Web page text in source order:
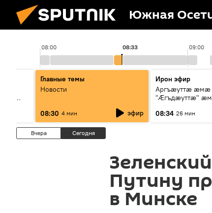
Южная
08:00 09:00
08:33
Главные темы
Новости
08:30 4 мин эфир
Ирон эфир
Аргъæуттæ æмæ
"Æгъдæуттæ"
08:34 26 мин
Вчера Сегодня
Путину
в Минске